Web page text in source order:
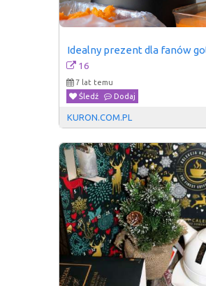
Idealny prezent dla fanów
16
7 lat temu
Śledź
Dodaj
KURON.COM.PL